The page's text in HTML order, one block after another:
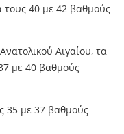
τους 40 με 42 βαθμούς
Αιγαίου, τα
με 40 βαθμούς
35 με 37 βαθμούς